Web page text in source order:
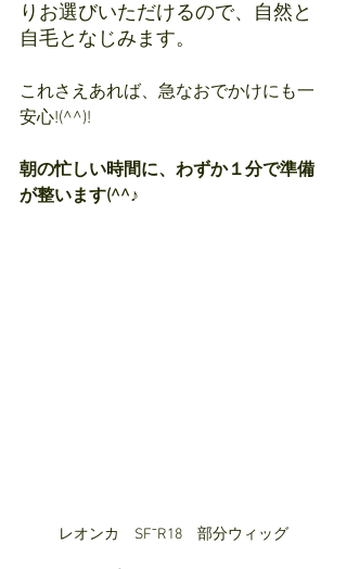
りお選びいただけるので、自然と
自毛となじみます。
これさえあれば、急なおでかけにも一
安心!(^^)!
朝の忙しい時間に、わずか１分で準備
が整います(^^♪
レオンカ　SF⁻R18　部分ウィッグ